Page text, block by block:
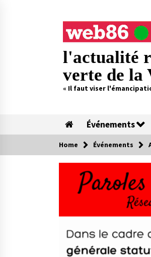
l'actualité
verte de la
« Il faut viser
Événements
Home Événements